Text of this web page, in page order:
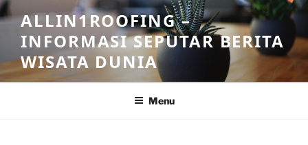
Skip
to
content
ALLIN1ROOFING –
INFORMASI SEPUTAR BERITA
WISATA DUNIA
Menu